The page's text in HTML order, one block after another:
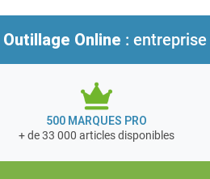
Outillage Online : entreprise
500 MARQUES PRO
+ de 33 000 articles disponibles